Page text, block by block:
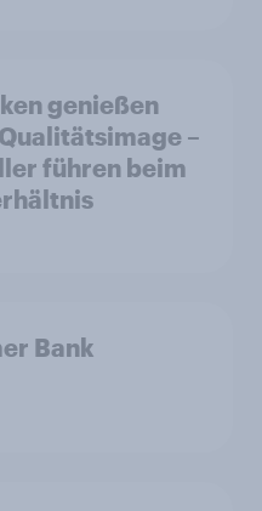
genießen
–
führen beim
Bank